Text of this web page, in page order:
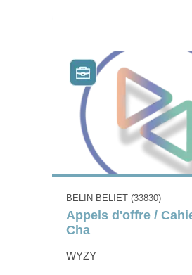
BELIN BELIET (33830)
Appels d'offre /
Cha
WYZY